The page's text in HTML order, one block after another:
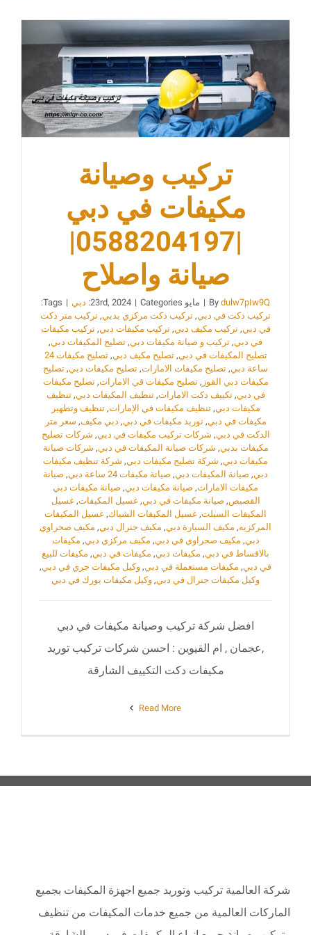
ام القيوين
تركيب وصيانة
مكيفات في دبي
|0588204197|
صيانة واصلاح
By dulw7pIw9Q
| مايو 23rd, 2024 | Categories: دبي |
Tags:
تركيب دكت في دبي, تركيب دكت مركزي بدبي, تركيب متر دكت
في دبي,تركيب مكيف دبي,تركيب مكيفات دبي,تركيب مكيفات
في دبي, تركيب و صيانة مكيفات دبي, تصليح المكيفات دبي,
تصليح المكيفات في دبي,تصليح مكيف دبي,
تصليح مكيفات 24
ساعة دبي, تصليح مكيفات الامارات, تصليح مكيفات دبي, تصليح
مكيفات دبي القوز ,تصليح مكيفات في الامارات,تصليح مكيفات
في دبي,تكييف دكت الامارات,تنظيف المكيفات دبي,تنظيف
مكيفات دبي,تنظيف مكيفات في الإمارات,تنظيف وتطهير
مكيفات في دبي,توريد مكيفات في دبي, دبي مكيف, سعر متر
الدكت في دبي, شركات تركيب مكيفات في دبي, شركات تصليح
مكيفات بدبي, شركات صيانة المكيفات في دبي, شركات صيانة
مكيفات دبي, شركة تصليح مكيفات دبي, شركة تنظيف مكيفات
دبي, صيانة المكيفات دبي, صيانة مكيفات 24 ساعة دبي , صيانة
مكيفات الامارات, ‏صيانة مكيفات دبي, صيانة مكيفات دبي
القصيص, صيانة مكيفات في دبي,غسيل المكيفات,غسيل
المكيفات السبلت, غسيل المكيفات الشباك, غسيل المكيفات
المركزيه, مكيف السيارة دبي, مكيف جنرال دبي, مكيف صحراوي
دبي, مكيف صحراوي في دبي, مكيف مركزي دبي, مكيفات
بالاقساط في دبي, مكيفات دبي, مكيفات في دبي, مكيفات للبيع
في دبي, مكيفات مستعملة في دبي, وكيل مكيفات جري في دبي,
وكيل مكيفات جنرال في دبي, وكيل مكيفات يورك في دبي
افضل شركة تركيب وصيانة مكيفات في دبي
,عجمان , ام القيوين : احسن شركات تركيب توريد
مكيفات دكت التكييف الشارقة
Read More
شركة العالمية تركيب وتوريد جميع اجهزة المكيفات بجميع
الماركات العالمية من جميع خدمات المكيفات من تنظيف